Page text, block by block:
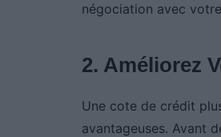
négociation avec
2. Améliorez
Une cote de crédit
avantageuses. Avant